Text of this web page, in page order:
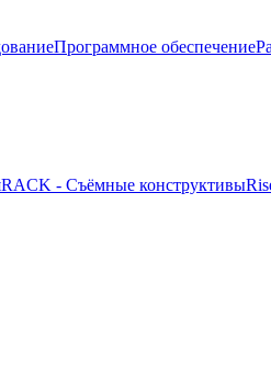
Программное обеспечение
RACK - Съёмные конструктивы